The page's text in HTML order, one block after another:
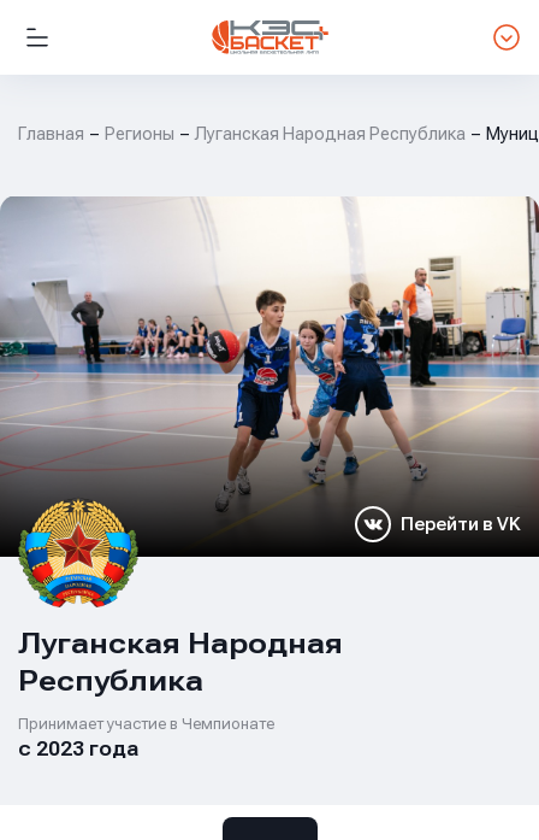
Главная Регионы Луганская Народная Республика
Перейти в VK
Луганская Народная
Республика
Принимает участие в Чемпионате
с 2023 года